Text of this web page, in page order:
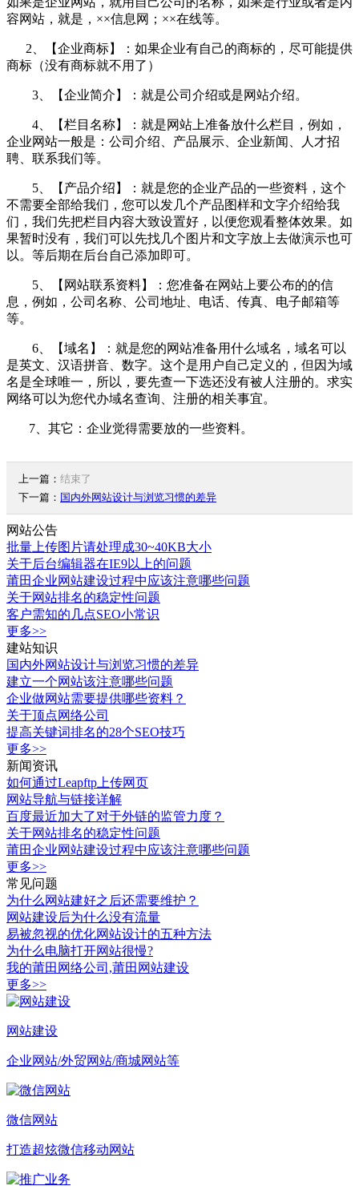
容网站，就是，××信息网；××在线等。
2、【企业商标】：如果企业有自己的商标的，尽可能提供
商标（没有商标就不用了）
3、【企业简介】：就是公司介绍或是网站介绍。
4、【栏目名称】：就是网站上准备放什么栏目，例如，
企业网站一般是：公司介绍、产品展示、企业新闻、人才招
聘、联系我们等。
5、【产品介绍】：就是您的企业产品的一些资料，这个
不需要全部给我们，您可以发几个产品图样和文字介绍给我
们，我们先把栏目内容大致设置好，以便您观看整体效果。如
果暂时没有，我们可以先找几个图片和文字放上去做演示也可
以。等后期在后台自己添加即可。
5、【网站联系资料】：您准备在网站上要公布的的信
息，例如，公司名称、公司地址、电话、传真、电子邮箱等
等。
6、【域名】：就是您的网站准备用什么域名，域名可以
是英文、汉语拼音、数字。这个是用户自己定义的，但因为域
名是全球唯一，所以，要先查一下选还没有被人注册的。求实
网络可以为您代办域名查询、注册的相关事宜。
7、其它：企业觉得需要放的一些资料。
上一篇： 结束了
下一篇： 国内外网站设计与浏览习惯的差异
网站公告
批量上传图片请处理成30~40KB大小
关于后台编辑器在IE9以上的问题
莆田企业网站建设过程中应该注意哪些问题
关于网站排名的稳定性问题
客户需知的几点SEO小常识
更多>>
建站知识
国内外网站设计与浏览习惯的差异
建立一个网站该注意哪些问题
企业做网站需要提供哪些资料？
关于顶点网络公司
提高关键词排名的28个SEO技巧
更多>>
新闻资讯
如何通过Leapftp上传网页
网站导航与链接详解
百度最近加大了对于外链的监管力度？
关于网站排名的稳定性问题
莆田企业网站建设过程中应该注意哪些问题
更多>>
常见问题
为什么网站建好之后还需要维护？
网站建设后为什么没有流量
易被忽视的优化网站设计的五种方法
为什么电脑打开网站很慢?
我的莆田网络公司,莆田网站建设
更多>>
网站建设
企业网站/外贸网站/商城网站等
微信网站
打造超炫微信移动网站